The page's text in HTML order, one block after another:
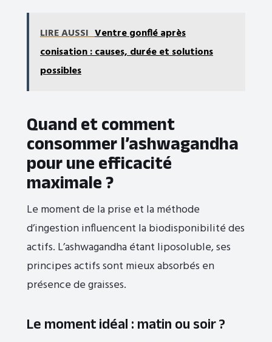
LIRE AUSSI Ventre gonflé après
conisation : causes, durée et solutions
possibles
Quand et comment
consommer l’ashwagandha
pour une efficacité
maximale ?
Le moment de la prise et la méthode
d’ingestion influencent la biodisponibilité des
actifs. L’ashwagandha étant liposoluble, ses
principes actifs sont mieux absorbés en
présence de graisses.
Le moment idéal : matin ou soir ?